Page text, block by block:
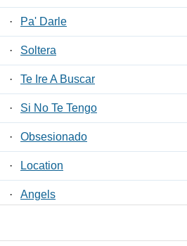
· Pa' Darle
· Soltera
· Te Ire A Buscar
· Si No Te Tengo
· Obsesionado
· Location
· Angels